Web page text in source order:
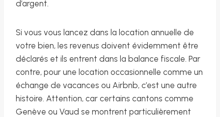
d’argent.
Si vous vous lancez dans la location annuelle de
votre bien, les revenus doivent évidemment être
déclarés et ils entrent dans la balance fiscale. Par
contre, pour une location occasionnelle comme un
échange de vacances ou Airbnb, c’est une autre
histoire. Attention, car certains cantons comme
Genève ou Vaud se montrent particulièrement